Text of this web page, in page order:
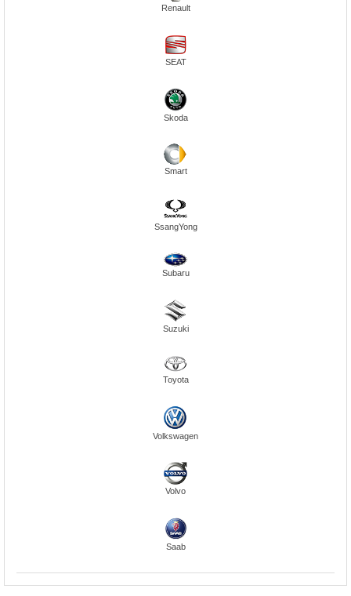
Renault
SEAT
Skoda
Smart
SsangYong
Subaru
Suzuki
Toyota
Volkswagen
Volvo
Saab